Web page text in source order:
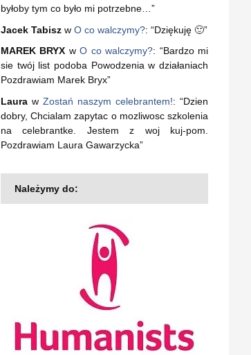
byłoby tym co było mi potrzebne… ”
Jacek Tabisz w O co walczymy?: “Dziękuję 🙂”
MAREK BRYX wO co walczymy?: “Bardzo mi
sie twój list podoba Powodzenia w działaniach
Pozdrawiam Marek Bryx”
Laura w Zostań naszym celebrantem!: “Dzien
dobry, Chcialam zapytac o mozliwosc szkolenia
na celebrantke. Jestem z woj kuj-pom.
Pozdrawiam Laura Gawarzycka”
Należymy do: